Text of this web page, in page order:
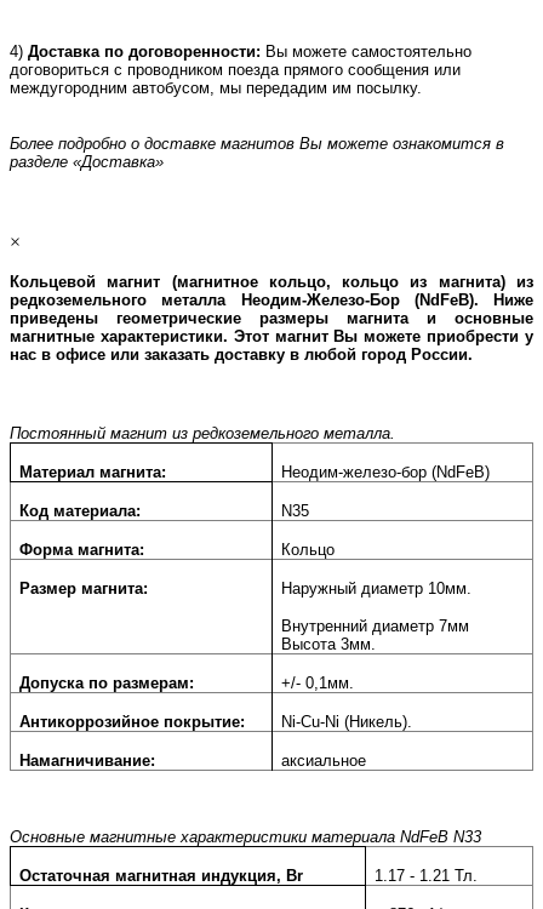
4) Доставка по договоренности: Вы можете самостоятельно
договориться с проводником поезда прямого сообщения или
междугородним автобусом, мы передадим им посылку.
Более подробно о доставке магнитов Вы можете ознакомится в
разделе «Доставка»
×
Кольцевой магнит (магнитное кольцо, кольцо из магнита) из
редкоземельного металла Неодим-Железо-Бор (NdFeB). Ниже
приведены геометрические размеры магнита и основные
магнитные характеристики. Этот магнит Вы можете приобрести у
нас в офисе или заказать доставку в любой город России.
Постоянный магнит из редкоземельного металла.
Материал магнита: Неодим-железо-бор (NdFeB)
Код материала: N35
Форма магнита: Кольцо
Размер магнита: Наружный диаметр 10мм.
Внутренний диаметр 7мм
Высота 3мм.
Допуска по размерам: +/- 0,1мм.
Антикоррозийное покрытие: Ni-Cu-Ni (Никель).
Намагничивание: аксиальное
Основные магнитные характеристики материала NdFeB N33
Остаточная магнитная индукция, Br 1.17 - 1.21 Тл.